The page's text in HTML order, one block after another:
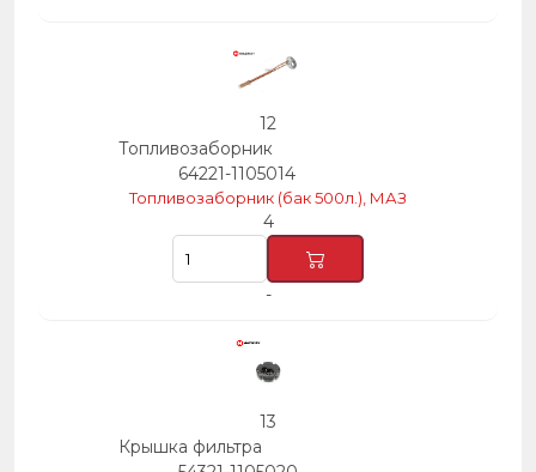
12
Топливозаборник
64221-1105014
Топливозаборник (бак 500л.), МАЗ
4
-
13
Крышка фильтра